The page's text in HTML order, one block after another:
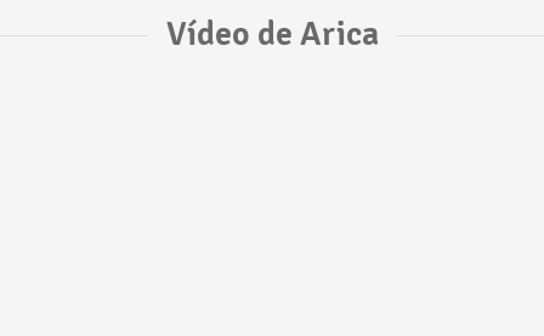
Vídeo de Arica